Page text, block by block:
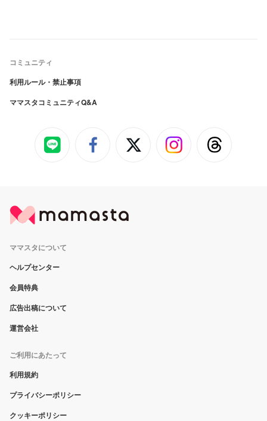
コミュニティ
利用ルール・禁止事項
ママスタコミュニティQ&A
ママスタについて
ヘルプセンター
会員特典
広告出稿について
運営会社
ご利用にあたって
利用規約
プライバシーポリシー
クッキーポリシー